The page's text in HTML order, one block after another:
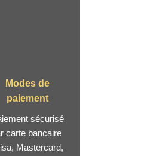
Modes de
paiement
sécurisé
carte bancaire
Mastercard,